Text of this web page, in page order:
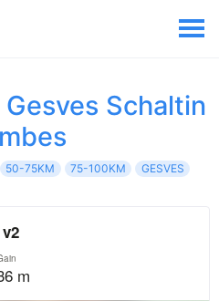
Schaltin
50-75KM 75-100KM GESVES